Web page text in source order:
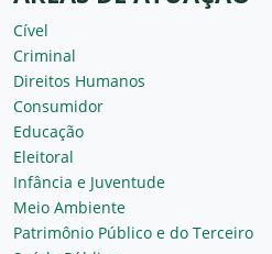
Cível
Criminal
Direitos Humanos
Consumidor
Educação
Eleitoral
Infância e Juventude
Meio Ambiente
Patrimônio Público e do Terceiro